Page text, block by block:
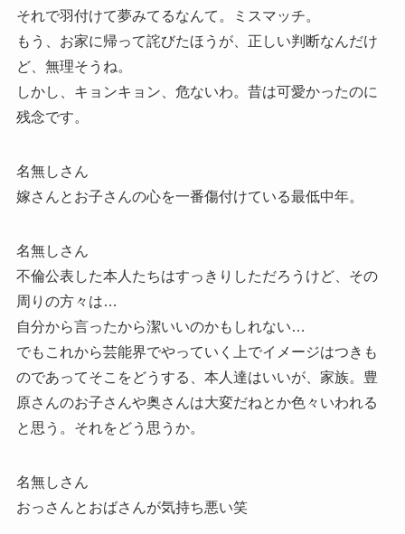
それで羽付けて夢みてるなんて。ミスマッチ。
もう、お家に帰って詫びたほうが、正しい判断なんだけ
ど、無理そうね。
しかし、キョンキョン、危ないわ。昔は可愛かったのに
残念です。
名無しさん
嫁さんとお子さんの心を一番傷付けている最低中年。
名無しさん
不倫公表した本人たちはすっきりしただろうけど、その
周りの方々は…
自分から言ったから潔いいのかもしれない…
でもこれから芸能界でやっていく上でイメージはつきも
のであってそこをどうする、本人達はいいが、家族。豊
原さんのお子さんや奥さんは大変だねとか色々いわれる
と思う。それをどう思うか。
名無しさん
おっさんとおばさんが気持ち悪い笑